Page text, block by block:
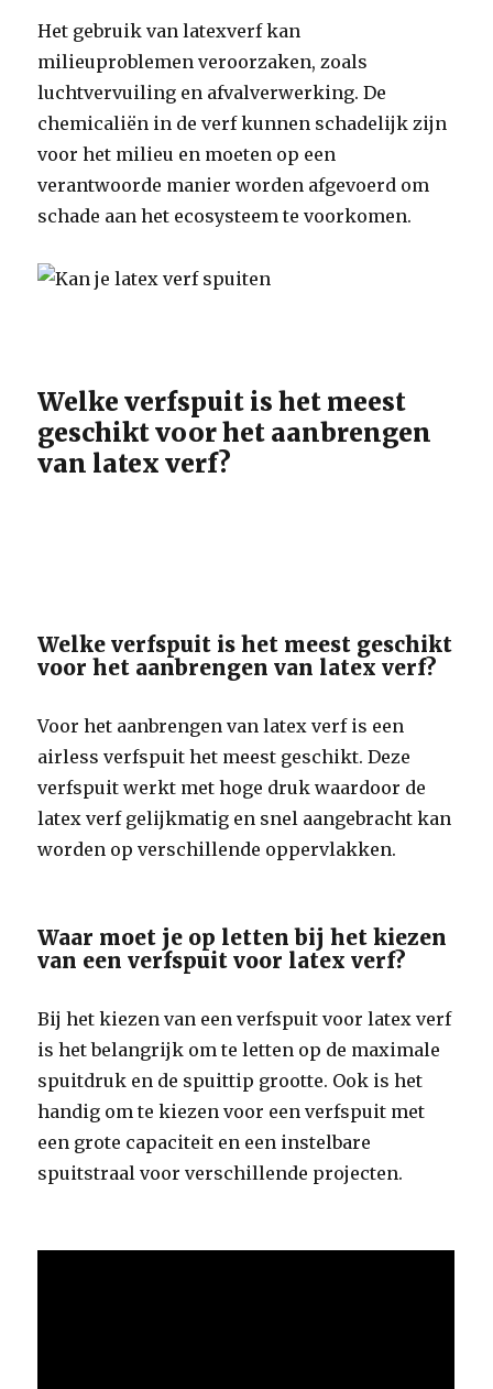
Het gebruik van latexverf kan
milieuproblemen veroorzaken, zoals
luchtvervuiling en afvalverwerking. De
chemicaliën in de verf kunnen schadelijk zijn
voor het milieu en moeten op een
verantwoorde manier worden afgevoerd om
schade aan het ecosysteem te voorkomen.
Welke verfspuit is het meest
geschikt voor het aanbrengen
van latex verf?
Welke verfspuit is het meest geschikt
voor het aanbrengen van latex verf?
Voor het aanbrengen van latex verf is een
airless verfspuit het meest geschikt. Deze
verfspuit werkt met hoge druk waardoor de
latex verf gelijkmatig en snel aangebracht kan
worden op verschillende oppervlakken.
Waar moet je op letten bij het kiezen
van een verfspuit voor latex verf?
Bij het kiezen van een verfspuit voor latex verf
is het belangrijk om te letten op de maximale
spuitdruk en de spuittip grootte. Ook is het
handig om te kiezen voor een verfspuit met
een grote capaciteit en een instelbare
spuitstraal voor verschillende projecten.